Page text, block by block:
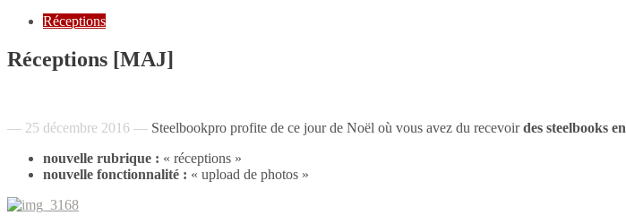
Réceptions
Réceptions [MAJ]
— 25 décembre 2016 — Steelbookpro profite de ce jour de Noël où vous avez du recevoirdes steelbooks
nouvelle rubrique : « réceptions »
nouvelle fonctionnalité : « upload de photos »